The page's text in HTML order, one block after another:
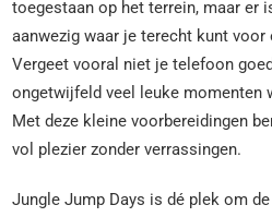
toegestaan op het terrein, maar er
aanwezig waar je terecht kunt voor
Vergeet vooral niet je telefoon
ongetwijfeld veel leuke momenten
Met deze kleine voorbereidingen
vol plezier zonder verrassingen.
Jungle Jump Days is dé plek om